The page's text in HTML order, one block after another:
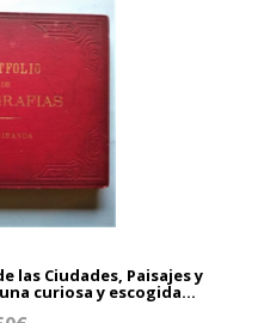
Ciudades, Paisajes y
curiosa y escogida...